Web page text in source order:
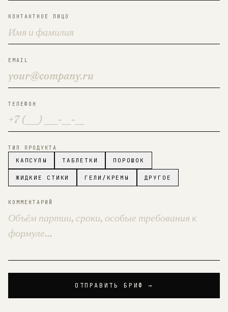
КОНТАКТНОЕ ЛИЦО
EMAIL
ТЕЛЕФОН
ТИП ПРОДУКТА
КАПСУЛЫ ТАБЛЕТКИ ПОРОШОК
ЖИДКИЕ СТИКИ ГЕЛИ/КРЕМЫ ДРУГОЕ
КОММЕНТАРИЙ
ОТПРАВИТЬ БРИФ →